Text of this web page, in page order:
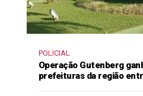
POLICIAL
Operação Gutenberg
prefeituras da região